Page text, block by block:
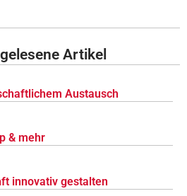
Artikel
Austausch
& mehr
innovativ gestalten